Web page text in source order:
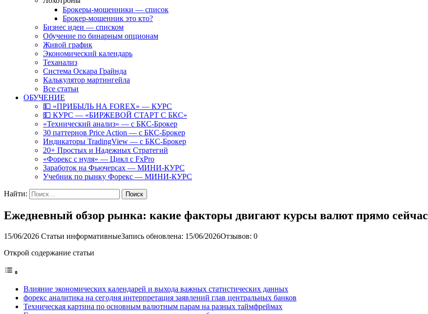
Брокеры-мошенники — список
Брокер-мошенник это кто?
Бизнес идеи — списком
Обучение по бинарным опционам
Живой график
Экономический календарь
Теханализ
Система Оскара Грайнда
Калькулятор мартингейла
Все статьи
ОБУЧЕНИЕ
💵 «ПРИБЫЛЬ НА FOREX» — КУРС
💵 КУРС — «БИРЖЕВОЙ СТАРТ С БКС»
«Технический анализ» — с БКС-Брокер
30 паттернов Price Action — с БКС-Брокер
Индикаторы TradingView — с БКС-Брокер
20+ Простых и Надежных Стратегий
«Форекс с нуля» — Цикл с FxPro
Заработок на Фьючерсах — МИНИ-КУРС
Учебник по рынку Форекс — МИНИ-КУРС
Найти:
Ежедневный обзор рынка: какие факторы двигают курсы валют прямо сейчас
15/06/2026 Статьи информативныеЗапись обновлена: 15/06/2026Отзывов: 0
Открой содержание статьи
Влияние экономических календарей и выхода важных статистических данных
форекс аналитика на сегодня интерпретация заявлений глав центральных банков
Техническая картина по основным валютным парам на разных таймфреймах